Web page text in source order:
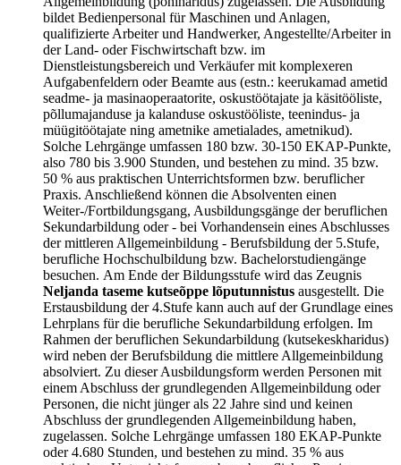
bildet Bedienpersonal für Maschinen und Anlagen,
qualifizierte Arbeiter und Handwerker, Angestellte/Arbeiter in
der Land- oder Fischwirtschaft bzw. im
Dienstleistungsbereich und Verkäufer mit komplexeren
Aufgabenfeldern oder Beamte aus (estn.: keerukamad ametid
seadme- ja masinaoperaatorite, oskustöötajate ja käsitööliste,
põllumajanduse ja kalanduse oskustööliste, teenindus- ja
müügitöötajate ning ametnike ametialades, ametnikud).
Solche Lehrgänge umfassen 180 bzw. 30-150 EKAP-Punkte,
also 780 bis 3.900 Stunden, und bestehen zu mind. 35 bzw.
50 % aus praktischen Unterrichtsformen bzw. beruflicher
Praxis. Anschließend können die Absolventen einen
Weiter-/Fortbildungsgang, Ausbildungsgänge der beruflichen
Sekundarbildung oder - bei Vorhandensein eines Abschlusses
der mittleren Allgemeinbildung - Berufsbildung der 5.Stufe,
berufliche Hochschulbildung bzw. Bachelorstudiengänge
besuchen. Am Ende der Bildungsstufe wird das Zeugnis
Neljanda taseme kutseõppe lõputunnistus ausgestellt. Die
Erstausbildung der 4.Stufe kann auch auf der Grundlage eines
Lehrplans für die berufliche Sekundarbildung erfolgen. Im
Rahmen der beruflichen Sekundarbildung (kutsekeskharidus)
wird neben der Berufsbildung die mittlere Allgemeinbildung
absolviert. Zu dieser Ausbildungsform werden Personen mit
einem Abschluss der grundlegenden Allgemeinbildung oder
Personen, die nicht jünger als 22 Jahre sind und keinen
Abschluss der grundlegenden Allgemeinbildung haben,
zugelassen. Solche Lehrgänge umfassen 180 EKAP-Punkte
oder 4.680 Stunden, und bestehen zu mind. 35 % aus